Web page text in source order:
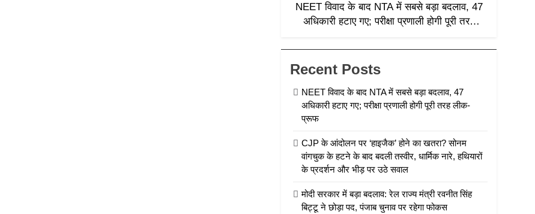
NEET विवाद के बाद NTA में सबसे बड़ा बदलाव, 47
अधिकारी हटाए गए; परीक्षा प्रणाली होगी पूरी तरह
Recent Posts
NEET विवाद के बाद NTA में सबसे बड़ा बदलाव, 47
अधिकारी हटाए गए; परीक्षा प्रणाली होगी पूरी तरह लीक-
प्रूफ
CJP के आंदोलन पर ‘हाइजैक’ होने का खतरा? सोनम
वांगचुक के हटने के बाद बदली तस्वीर, धार्मिक नारे, हथियारों
के प्रदर्शन और भीड़ पर उठे सवाल
मोदी सरकार में बड़ा बदलाव: रेल राज्य मंत्री रवनीत सिंह
बिट्टू ने छोड़ा पद, पंजाब चुनाव पर रहेगा फोकस